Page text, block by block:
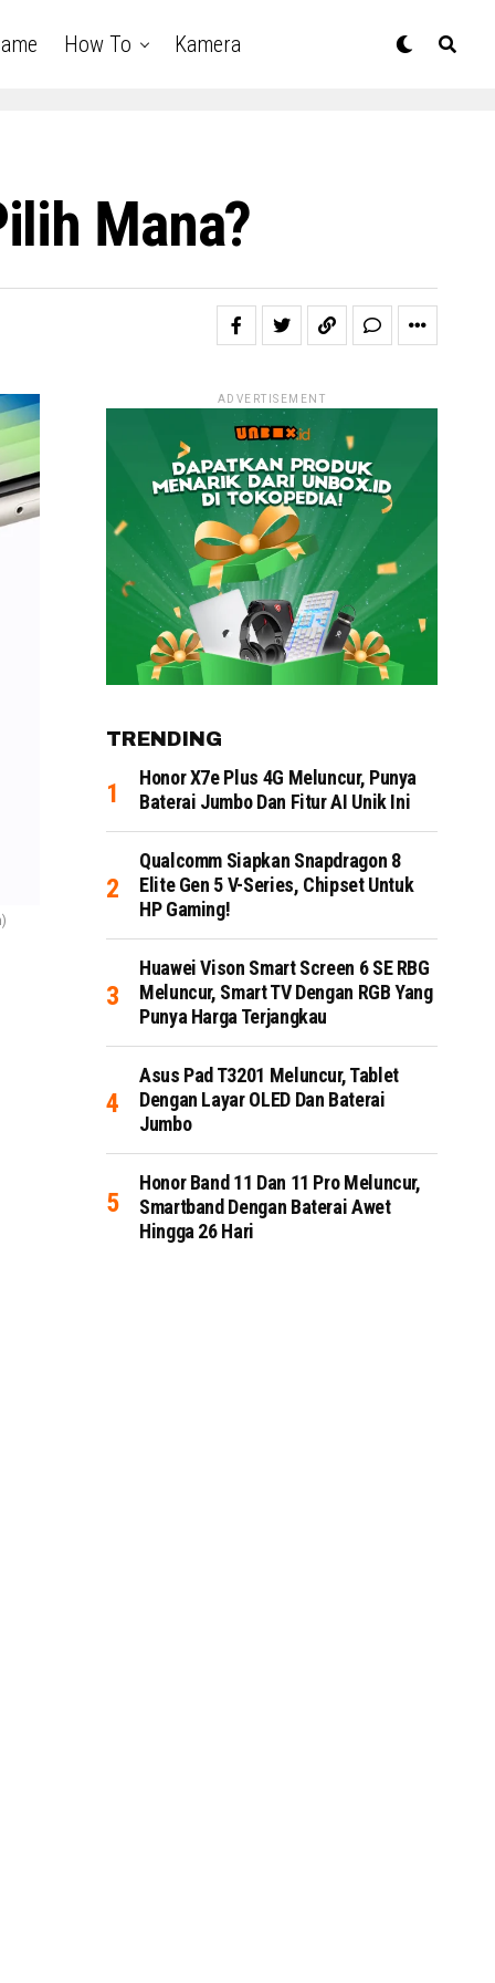
How To Kamera
Mana?
ADVERTISEMENT
TRENDING
Honor X7e Plus 4G Meluncur, Punya
Baterai Jumbo Dan Fitur AI Unik Ini
Qualcomm Siapkan Snapdragon 8
Elite Gen 5 V-Series, Chipset Untuk
HP Gaming!
Huawei Vison Smart Screen 6 SE RBG
Meluncur, Smart TV Dengan RGB Yang
Punya Harga Terjangkau
Asus Pad T3201 Meluncur, Tablet
Dengan Layar OLED Dan Baterai
Jumbo
Honor Band 11 Dan 11 Pro Meluncur,
Smartband Dengan Baterai Awet
Hingga 26 Hari